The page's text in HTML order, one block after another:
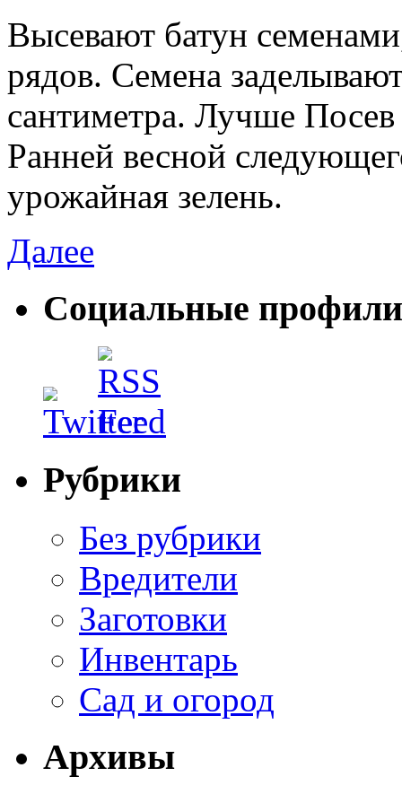
Высевают батун
рядов. Семена
сантиметра. Лучше
Ранней весной
урожайная зелень.
Далее
Социальные профили
Рубрики
Без рубрики
Вредители
Заготовки
Инвентарь
Сад и огород
Архивы